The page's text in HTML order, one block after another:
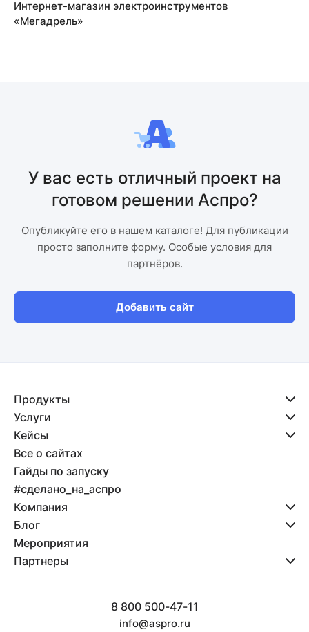
Интернет-магазин электроинструментов
«Мегадрель»
У вас есть отличный проект на
готовом решении Аспро?
Опубликуйте его в нашем каталоге! Для публикации
просто заполните форму. Особые условия для
партнёров.
Добавить сайт
Продукты
Услуги
Кейсы
Все о сайтах
Гайды по запуску
#сделано_на_аспро
Компания
Блог
Мероприятия
Партнеры
8 800 500-47-11
info@aspro.ru